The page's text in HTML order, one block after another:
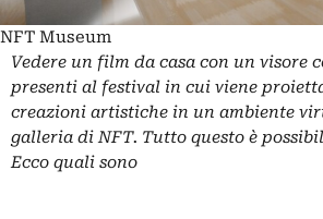
NFT Museum
Vedere un film da casa con un visore
presenti al festival in cui viene
creazioni artistiche in un ambiente
galleria diNFT. Tutto questo è
Ecco quali sono